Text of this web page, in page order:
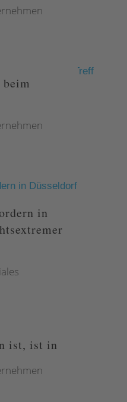
beim
in
ist, ist in